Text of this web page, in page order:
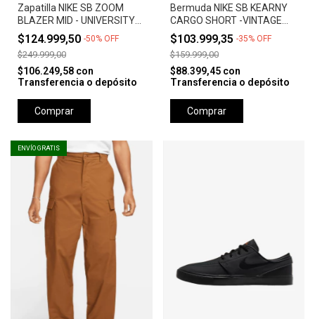
Zapatilla NIKE SB ZOOM
BLAZER MID - UNIVERSITY
RED *Orange Label*
$124.999,50 -50% OFF
$249.999,00
$106.249,58 con
Transferencia o depósito
Comprar
Bermuda NIKE SB KEARNY
CARGO SHORT -VINTAGE
GREEN
$103.999,35 -35% OFF
$159.999,00
$88.399,45 con
Transferencia o depósito
Comprar
ENVÍO GRATIS